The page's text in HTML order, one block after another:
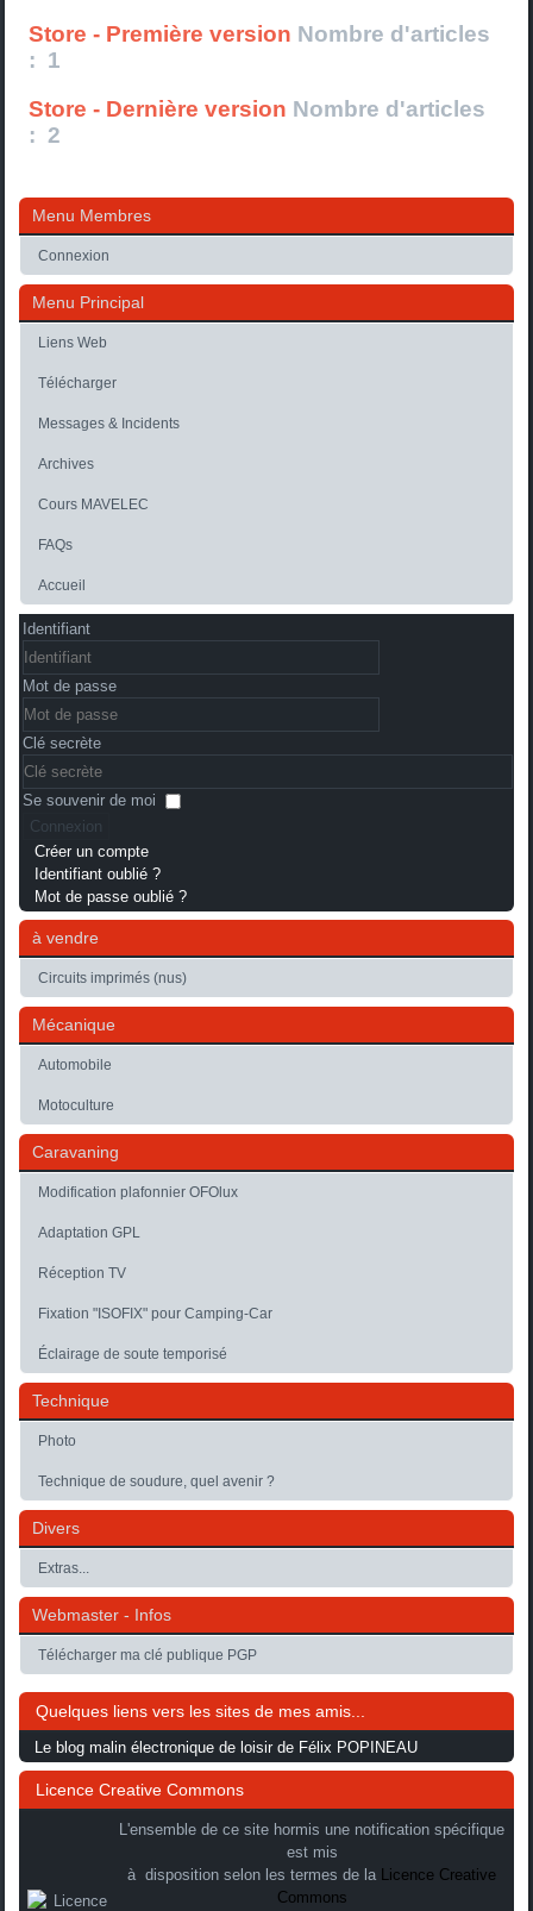
Store - Première version Nombre d'articles
: 1
Store - Dernière version Nombre d'articles
: 2
Menu Membres
Connexion
Menu Principal
Liens Web
Télécharger
Messages & Incidents
Archives
Cours MAVELEC
FAQs
Accueil
Identifiant
Mot de passe
Clé secrète
Se souvenir de moi
Connexion
Créer un compte
Identifiant oublié ?
Mot de passe oublié ?
à vendre
Circuits imprimés (nus)
Mécanique
Automobile
Motoculture
Caravaning
Modification plafonnier OFOlux
Adaptation GPL
Réception TV
Fixation "ISOFIX" pour Camping-Car
Éclairage de soute temporisé
Technique
Photo
Technique de soudure, quel avenir ?
Divers
Extras...
Webmaster - Infos
Télécharger ma clé publique PGP
Quelques liens vers les sites de mes amis...
Le blog malin électronique de loisir de Félix POPINEAU
Licence Creative Commons
L'ensemble de ce site hormis une notification spécifique
est mis
à disposition selon les termes de la Licence Creative
Commons